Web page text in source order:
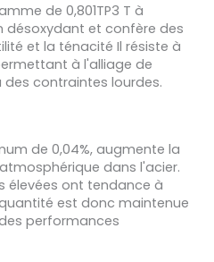
de 0,801TP3 T à
désoxydant et confère des
et la ténacité Il résiste à
à l'alliage de
contraintes lourdes.
de 0,04%, augmente la
dans l'acier.
élevées ont tendance à
est donc maintenue
performances